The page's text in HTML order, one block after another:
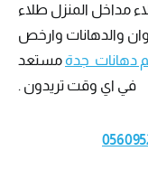
مداخل المنزل طلاء
والدهانات وارخص
دهانات جدة مستعد
في اي وقت تريدون .